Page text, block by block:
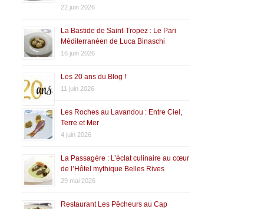
22 juin 2026
La Bastide de Saint-Tropez : Le Pari
Méditerranéen de Luca Binaschi
16 juin 2026
Les 20 ans du Blog !
11 juin 2026
Les Roches au Lavandou : Entre Ciel,
Terre et Mer
4 juin 2026
La Passagère : L’éclat culinaire au cœur
de l’Hôtel mythique Belles Rives
29 mai 2026
Restaurant Les Pêcheurs au Cap